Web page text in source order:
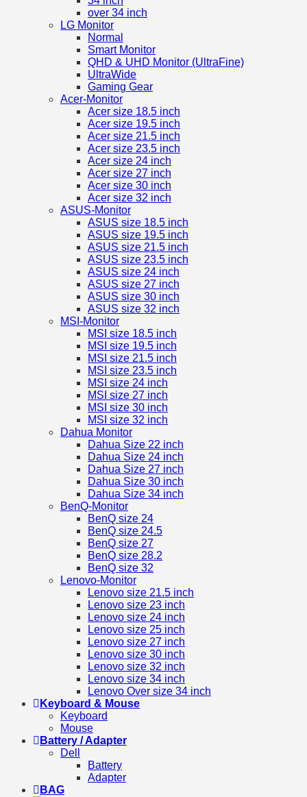
over 34 inch
LG Monitor
Normal
Smart Monitor
QHD & UHD Monitor (UltraFine)
UltraWide
Gaming Gear
Acer-Monitor
Acer size 18.5 inch
Acer size 19.5 inch
Acer size 21.5 inch
Acer size 23.5 inch
Acer size 24 inch
Acer size 27 inch
Acer size 30 inch
Acer size 32 inch
ASUS-Monitor
ASUS size 18.5 inch
ASUS size 19.5 inch
ASUS size 21.5 inch
ASUS size 23.5 inch
ASUS size 24 inch
ASUS size 27 inch
ASUS size 30 inch
ASUS size 32 inch
MSI-Monitor
MSI size 18.5 inch
MSI size 19.5 inch
MSI size 21.5 inch
MSI size 23.5 inch
MSI size 24 inch
MSI size 27 inch
MSI size 30 inch
MSI size 32 inch
Dahua Monitor
Dahua Size 22 inch
Dahua Size 24 inch
Dahua Size 27 inch
Dahua Size 30 inch
Dahua Size 34 inch
BenQ-Monitor
BenQ size 24
BenQ size 24.5
BenQ size 27
BenQ size 28.2
BenQ size 32
Lenovo-Monitor
Lenovo size 21.5 inch
Lenovo size 23 inch
Lenovo size 24 inch
Lenovo size 25 inch
Lenovo size 27 inch
Lenovo size 30 inch
Lenovo size 32 inch
Lenovo size 34 inch
Lenovo Over size 34 inch
Keyboard & Mouse
Keyboard
Mouse
Battery / Adapter
Dell
Battery
Adapter
BAG